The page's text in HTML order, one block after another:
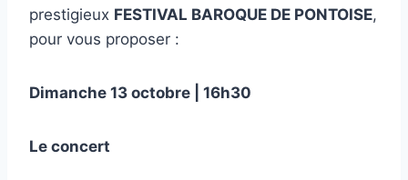
prestigieux FESTIVAL BAROQUE DE PONTOISE,
pour vous proposer :
Dimanche 13 octobre | 16h30
Le concert